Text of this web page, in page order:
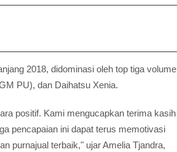
2018, didominasi oleh top tiga volume
PU), dan Daihatsu Xenia.
positif. Kami mengucapkan terima kasih
pencapaian ini dapat terus memotivasi
purnajual terbaik," ujar Amelia Tjandra,